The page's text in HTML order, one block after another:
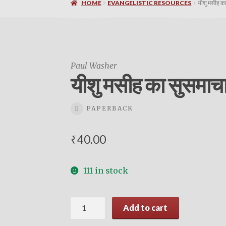
HOME EVANGELISTIC RESOURCES यीशु मसीह
Paul Washer
यीशु मसीह का
PAPERBACK
₹40.00
111 in stock
Add to cart